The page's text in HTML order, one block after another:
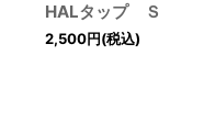
HALタップ Ｓ
2,500円(税込)